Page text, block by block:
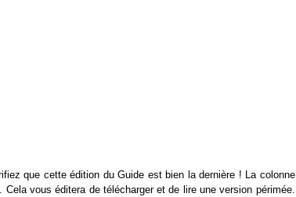
que cette édition du Guide est bien la dernière ! La colonne
vous éditera de télécharger et de lire une version périmée.